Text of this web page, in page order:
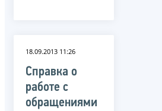
18.09.2013 11:26
Справка о
работе с
обращениями